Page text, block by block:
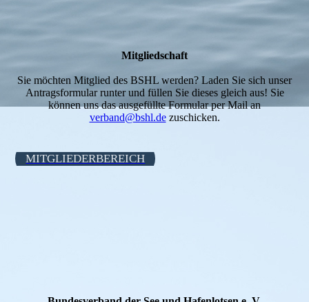
Mitgliedschaft
Sie möchten Mitglied des BSHL werden? Laden Sie sich unser
Antragsformular runter und füllen Sie dieses gleich aus! Sie
können uns das ausgefüllte Formular per Mail an
verband@bshl.dezuschicken.
MITGLIEDERBEREICH